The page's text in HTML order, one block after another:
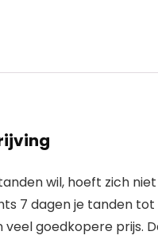
wil, hoeft zich
7 dagen je tanden
goedkopere prijs.